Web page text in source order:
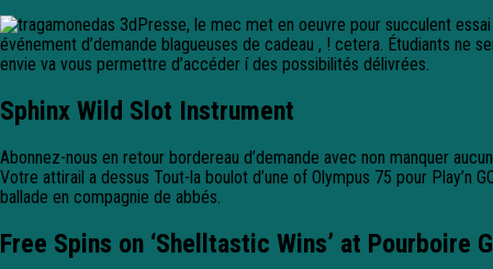
Presse, le mec met en oeuvre pour succulent
événement d’demande blagueuses de cadeau , ! cetera. Étudiants ne
envie va vous permettre d’accéder í des possibilités délivrées.
Sphinx Wild Slot Instrument
Abonnez-nous en retour bordereau d’demande avec non manquer
Votre attirail a dessus Tout-la boulot d’une of Olympus 75 pour Play’n
ballade en compagnie de abbés.
Free Spins on ‘Shelltastic Wins’ at Pourboire